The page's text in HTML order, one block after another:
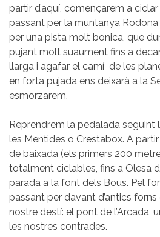
partir d’aquí, començarem a
passant per la muntanya Rodona
per una pista molt bonica, que
pujant molt suaument fins a
llarga i agafar el camí de les
en forta pujada ens deixarà a la
esmorzarem.
Reprendrem la pedalada seguint
les Mentides o Crestabox. A
de baixada (els primers 200
totalment ciclables, fins a Olesa
parada a la font dels Bous. Pel
passant per davant d’antics
nostre destí: el pont de l’Arcada,
les nostres contrades.